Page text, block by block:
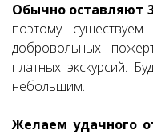
Обычно оставляют
поэтому
добровольных
платных экскурсий.
небольшим.
Желаем удачного